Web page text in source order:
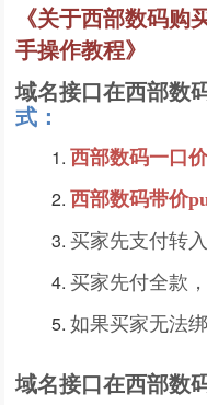
《关于西部数码购
手操作教程》
域名接口在西部数
式：
西部数码一口
西部数码带价
买家先支付转
买家先付全款
如果买家无法
域名接口在西部数